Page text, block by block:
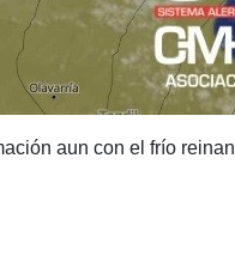
aun con el frío